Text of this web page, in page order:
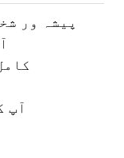
پیشہ ور
آپ کے لیے